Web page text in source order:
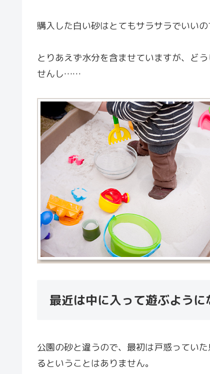
購入した白い砂はとてもサラサラでいい
とりあえず水分を含ませていますが、ど
せんし……
最近は中に入って遊ぶように
公園の砂と違うので、最初は戸惑ってい
るということはありません。